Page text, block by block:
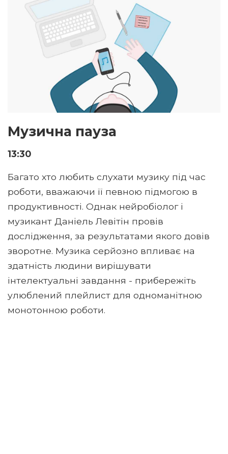
Музична пауза
13:30
Багато хто любить слухати музику під час
роботи, вважаючи її певною підмогою в
продуктивності. Однак нейробіолог і
музикант Даніель Левітін провів
дослідження, за результатами якого довів
зворотне. Музика серйозно впливає на
здатність людини вирішувати
інтелектуальні завдання - прибережіть
улюблений плейлист для одноманітною
монотонною роботи.